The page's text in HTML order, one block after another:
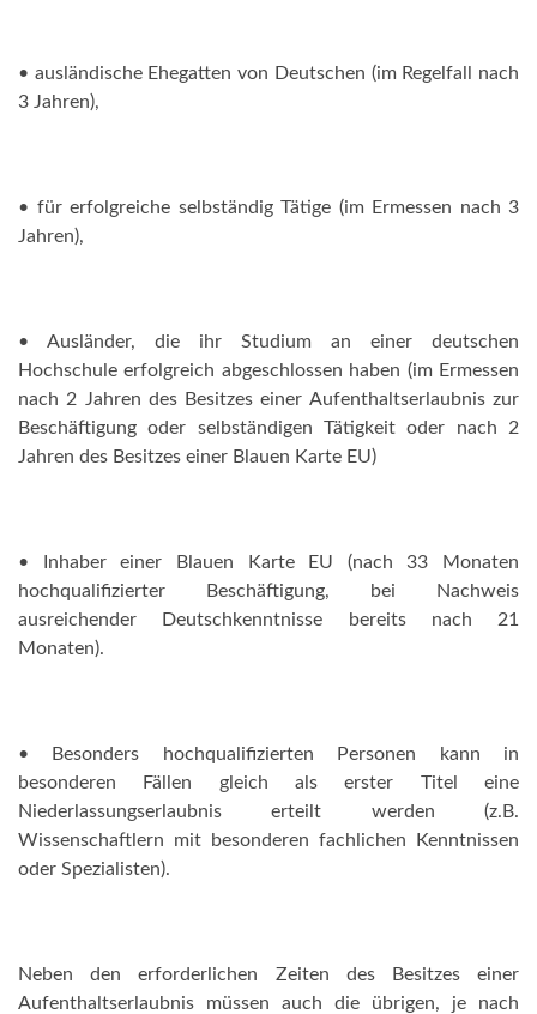
• ausländische Ehegatten von Deutschen (im Regelfall nach
3 Jahren),
• für erfolgreiche selbständig Tätige (im Ermessen nach 3
Jahren),
• Ausländer, die ihr Studium an einer deutschen
Hochschule erfolgreich abgeschlossen haben (im Ermessen
nach 2 Jahren des Besitzes einer Aufenthaltserlaubnis zur
Beschäftigung oder selbständigen Tätigkeit oder nach 2
Jahren des Besitzes einer Blauen Karte EU)
• Inhaber einer Blauen Karte EU (nach 33 Monaten
hochqualifizierter Beschäftigung, bei Nachweis
ausreichender Deutschkenntnisse bereits nach 21
Monaten).
• Besonders hochqualifizierten Personen kann in
besonderen Fällen gleich als erster Titel eine
Niederlassungserlaubnis erteilt werden (z.B.
Wissenschaftlern mit besonderen fachlichen Kenntnissen
oder Spezialisten).
Neben den erforderlichen Zeiten des Besitzes einer
Aufenthaltserlaubnis müssen auch die übrigen, je nach